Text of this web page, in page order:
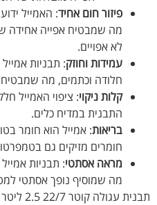
פיזור חום אחיד: האמייל ידוע
מה שמבטיח אפייה אחידה של
לא אפויים.
עמידות וחוזק: תבניות אמייל
חלודה וכתמים, מה שמבטיח
קלות ניקוי: ציפוי האמייל חלק
התבנית במדיח כלים.
בריאות: אמייל הוא חומר בטוח
חומרים מזיקים גם בטמפרטורות
מראה אסתטי: תבניות אמייל
מה שמוסיף נופך אסתטי למטבח
עגולה קוטר 22/7 2.5 ליטר